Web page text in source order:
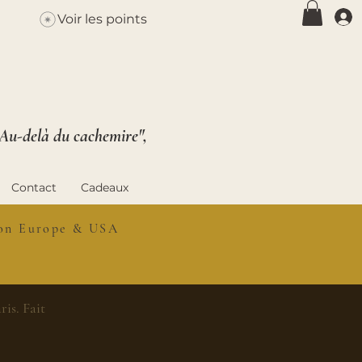
Voir les points
delà du cachemire",
Contact Cadeaux
Europe & USA
Fait